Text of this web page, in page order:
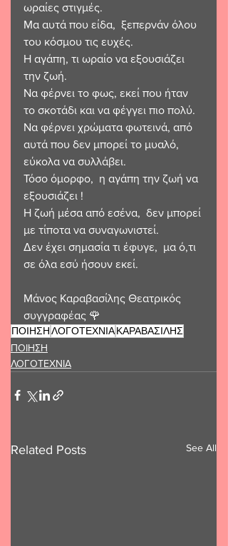
ωραίες στιγμές.
Μα αυτά που είδα,  ξεπερνάν όλου
του κόσμου τις ευχές.
Η αγάπη, τι ωραίο να εξουσιάζει
την ζωή.
Να φέρνει το φως, εκεί που ήταν
το σκοτάδι και να φέγγει πιο πολύ.
Να φέρνει χρώματα φωτεινά, από
αυτά που δεν μπορεί το μυαλό,
εύκολα να συλλάβει.
Τόσο όμορφο,  η αγάπη την ζωή να
εξουσιάζει !
Η ζωή μέσα από εσένα,  δεν μπορεί
με τίποτα να συναγωνιστεί.
Δεν έχει σημασία τι έφυγε,  μα ό,τι
σε όλα εσύ ήσουν εκεί.
Μάνος Καραβασίλης Θεατρικός
συγγραφέας 🌹
ΠΟΙΗΣΗΛΟΓΟΤΕΧΝΙΑΚΑΡΑΒΑΣΙΛΗΣ
ΠΟΙΗΣΗ
ΛΟΓΟΤΕΧΝΙΑ
Related Posts See All